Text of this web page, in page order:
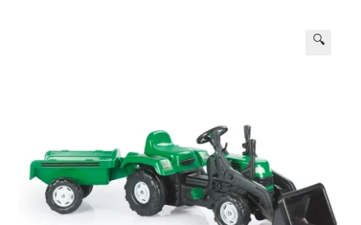
Рекламации и замена на производ
Сите производи
🔍